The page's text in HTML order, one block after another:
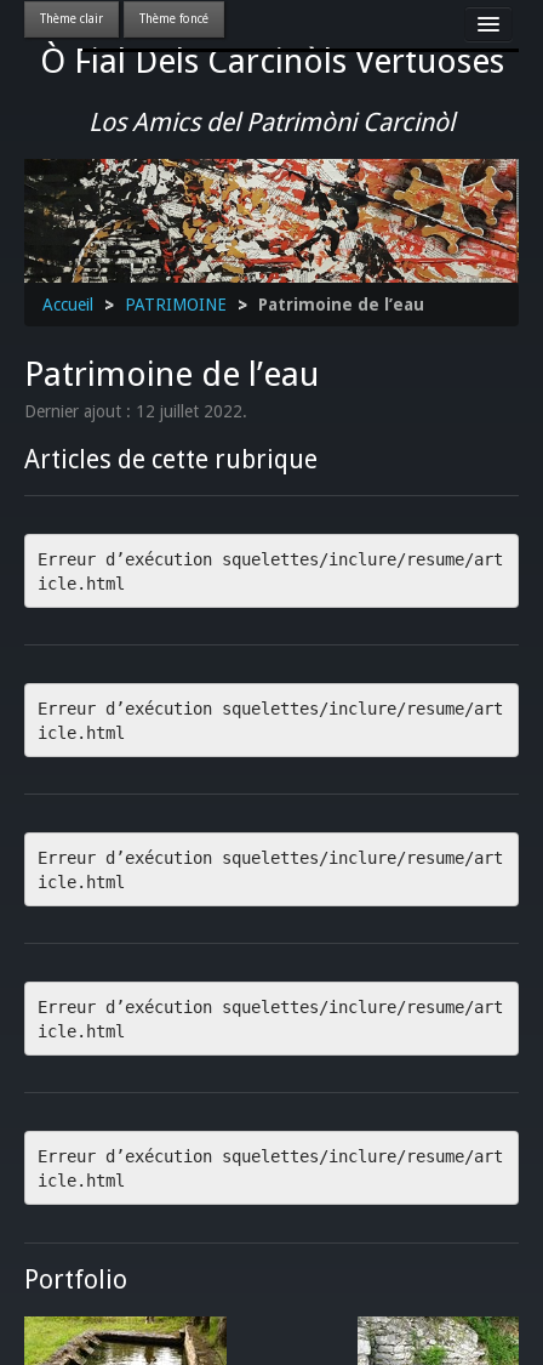
Ò Fial Dels Carcinòls Vertuoses
Los Amics del Patrimòni Carcinòl
Accueil
LES QUERCYNOIS & LEUR CULTURE
PATRIMOINE
GASTRONOMIE
ACTUALITE-CULTURE-EVENEMENTS LOCAUX
>>
Accueil > PATRIMOINE > Patrimoine de l’eau
Patrimoine de l’eau
Dernier ajout : 12 juillet 2022.
Articles de cette rubrique
Erreur d’exécution squelettes/inclure/resume/art
icle.html
Erreur d’exécution squelettes/inclure/resume/art
icle.html
Erreur d’exécution squelettes/inclure/resume/art
icle.html
Erreur d’exécution squelettes/inclure/resume/art
icle.html
Erreur d’exécution squelettes/inclure/resume/art
icle.html
Portfolio